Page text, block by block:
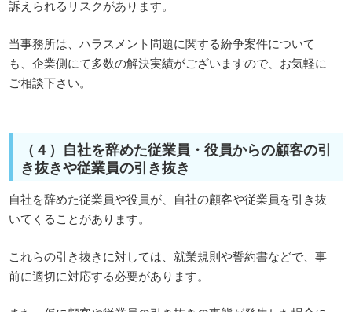
訴えられるリスクがあります。
当事務所は、ハラスメント問題に関する紛争案件について
も、企業側にて多数の解決実績がございますので、お気軽に
ご相談下さい。
（４）自社を辞めた従業員・役員からの顧客の引
き抜きや従業員の引き抜き
自社を辞めた従業員や役員が、自社の顧客や従業員を引き抜
いてくることがあります。
これらの引き抜きに対しては、就業規則や誓約書などで、事
前に適切に対応する必要があります。